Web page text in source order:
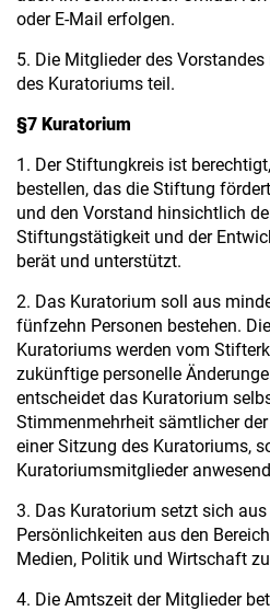
oder E-Mail erfolgen.
5. Die Mitglieder des
des Kuratoriums teil.
§7 Kuratorium
1. Der Stiftungkreis ist
bestellen, das die Stiftung
und den Vorstand hinsichtlich
Stiftungstätigkeit und der
berät und unterstützt.
2. Das Kuratorium soll aus
fünfzehn Personen bestehen.
Kuratoriums werden vom
zukünftige personelle
entscheidet das Kuratorium
Stimmenmehrheit sämtlicher
einer Sitzung des Kuratoriums,
Kuratoriumsmitglieder
3. Das Kuratorium setzt sich aus
Persönlichkeiten aus den
Medien, Politik und Wirtschaft
4. Die Amtszeit der Mitglieder